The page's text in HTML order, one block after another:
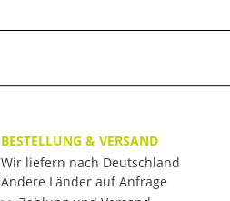
BESTELLUNG & VERSAND
Wir liefern nach Deutschland
Andere Länder auf Anfrage